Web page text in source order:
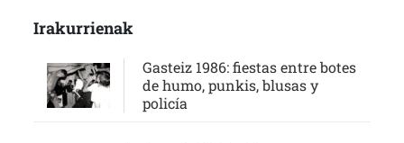
Irakurrienak
Gasteiz 1986: fiestas entre botes
de humo, punkis, blusas y
policía